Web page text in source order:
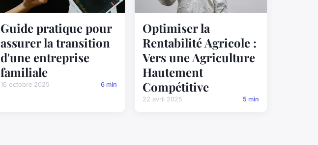
Guide pratique pour
assurer la transition
d'une entreprise
familiale
16 octobre 2025 6 min
Optimiser la
Rentabilité Agricole :
Vers une Agriculture
Hautement
Compétitive
22 avril 2025 5 min